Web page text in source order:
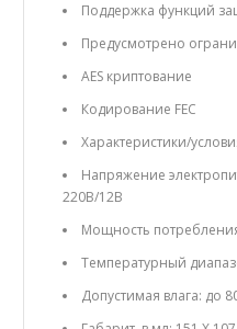
Поддержка функций
Предусмотрено
AES криптование
Кодирование FEC
Характеристики/
Напряжение
220В/12В
Мощность
Температурный
Допустимая влага: до